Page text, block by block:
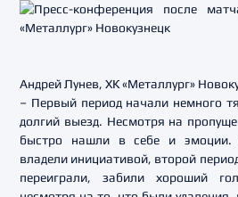
Андрей Лунев, ХК «Металлург»
– Первый период начали немного
долгий выезд. Несмотря на
быстро нашли в себе и эмоции.
владели инициативой, второй
переиграли, забили хороший